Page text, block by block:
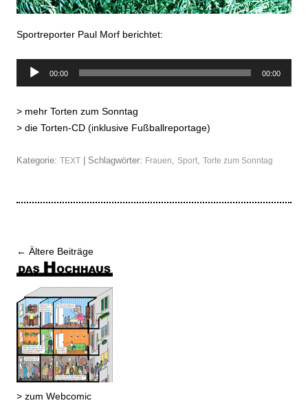
Sportreporter Paul Morf berichtet:
Audio-
00:00 00:00
> mehr Torten zum Sonntag
> die Torten-CD (inklusive Fußballreportage)
Kategorie: TEXT | Schlagwörter: Frauen, Sport, Torte zum Sonntag
Beitrags-
Navigation
← Ältere Beiträge
> zum Webcomic